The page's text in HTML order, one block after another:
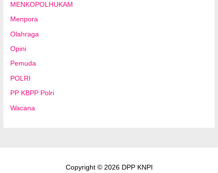
MENKOPOLHUKAM
Menpora
Olahraga
Opini
Pemuda
POLRI
PP KBPP Polri
Wacana
Copyright © 2026 DPP KNPI